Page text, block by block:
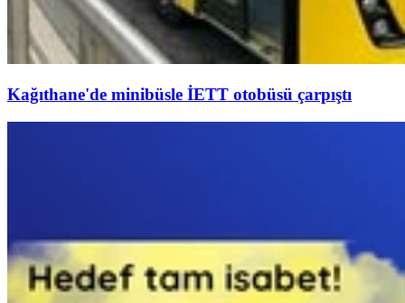
Kağıthane'de minibüsle İETT otobüsü çarpıştı